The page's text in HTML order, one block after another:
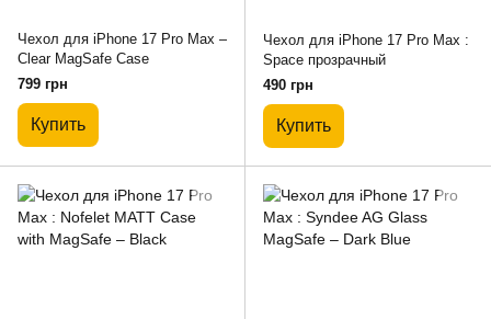
Чехол для iPhone 17 Pro Max –
Сlear MagSafe Case
799 грн
Купить
Чехол для iPhone 17 Pro Max :
Space прозрачный
490 грн
Купить